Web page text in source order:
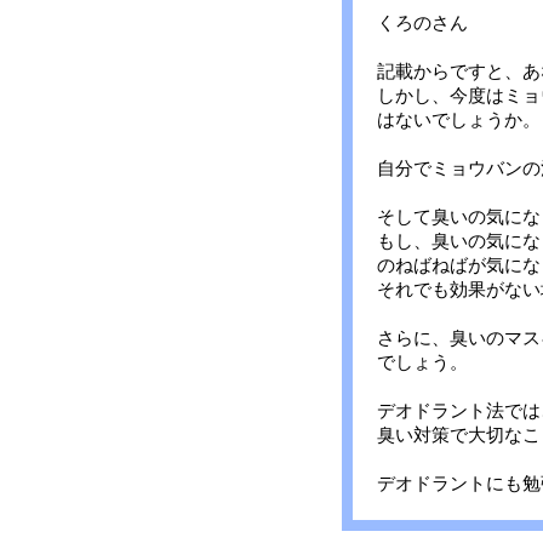
くろのさん
記載からですと、
しかし、今度はミ
はないでしょうか。
自分でミョウバン
そして臭いの気に
もし、臭いの気に
のねばねばが気に
それでも効果がな
さらに、臭いのマ
でしょう。
デオドラント法で
臭い対策で大切な
デオドラントにも